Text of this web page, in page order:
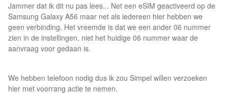
Jammer dat ik dit nu pas lees... Net een eSIM geactiveerd op de
Samsung Galaxy A56 maar net als iedereen hier hebben we
geen verbinding. Het vreemde is dat we een ander 06 nummer
zien in de instellingen, niet het huidige 06 nummer waar de
aanvraag voor gedaan is.
We hebben telefoon nodig dus ik zou Simpel willen verzoeken
hier met voorrang actie te nemen.